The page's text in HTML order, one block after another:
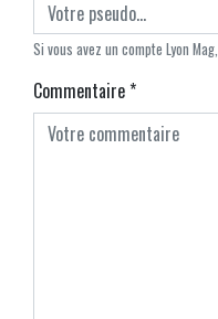
Si vous avez un compte Lyon Mag,
Commentaire*